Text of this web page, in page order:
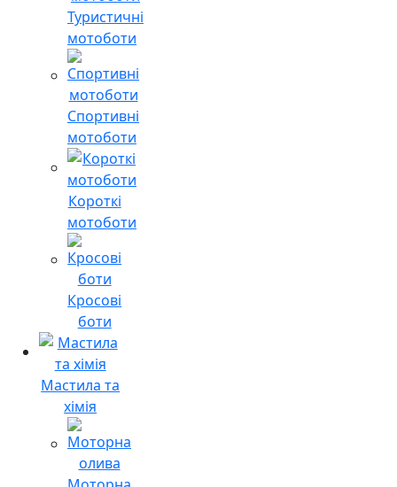
Туристичні
мотоботи
Спортивні
мотоботи
Короткі
мотоботи
Кросові
боти
Мастила та
хімія